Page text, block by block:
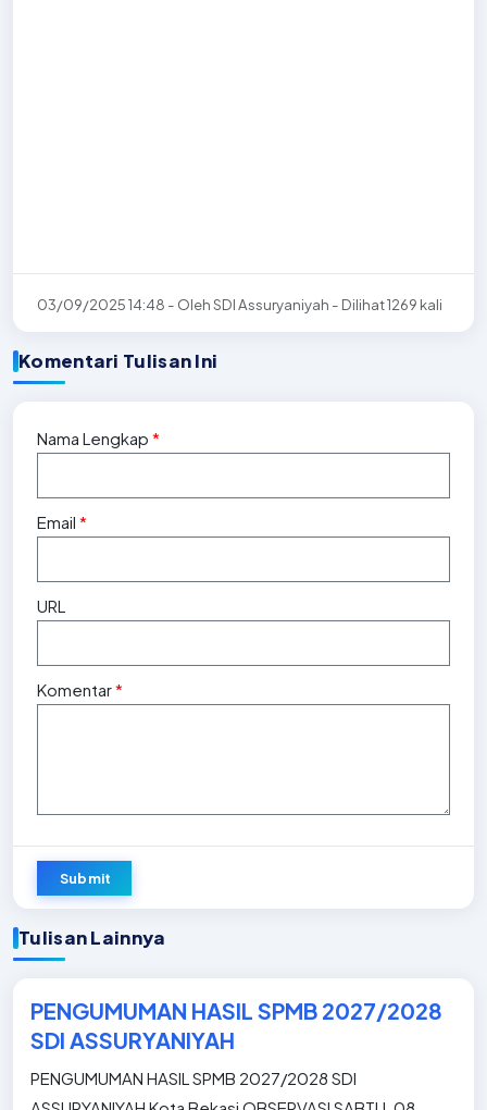
03/09/2025 14:48 - Oleh SDI Assuryaniyah - Dilihat 1269 kali
Komentari Tulisan Ini
Nama Lengkap*
Email*
URL
Komentar*
Submit
Tulisan Lainnya
PENGUMUMAN HASIL SPMB 2027/2028
SDI ASSURYANIYAH
PENGUMUMAN HASIL SPMB 2027/2028 SDI